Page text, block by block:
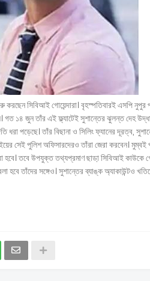
করছেন সিবিআই গোয়েন্দারা। বৃহস্পতিবারই এসপি
১৪ জুন তাঁর এই ফ্ল্যাটেই সুশান্তের ঝুলন্ত দেহ
ধরা পড়েছে। তাঁর বিছানা ও সিলিং ফ্যানের দূরত্ব,
সেই পুলিশ অফিসারদেরও তাঁরা জেরা করবেন।
হবে। তবে উপযুক্ত তথ্যপ্রমাণ ছাডা় সিবিআই কাউকে
হবে তাঁদের সঙ্গেও। সুশান্তের ব্যাঙ্ক অ্যাকাউন্টও